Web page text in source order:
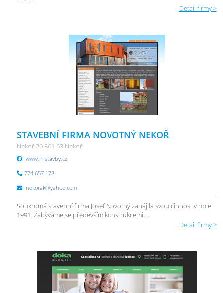
Detail firmy >
STAVEBNÍ FIRMA NOVOTNÝ NEKOŘ
Nekoř 20 561 63 Nekoř
www.n-stavby.cz
774 657 178
nekorak@yahoo.com
Soukromá stavební firma Josef Novotný zahájila svou činnost v roce
1991. Zabýváme se především konstrukcemi ...
Detail firmy >